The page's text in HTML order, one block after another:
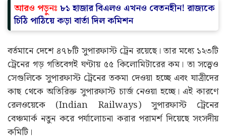
আরও পড়ুনঃ‌ ৮১ হাজার বিএলও এখনও বেতনহীন! রাজ্যকে
চিঠি পাঠিয়ে কড়া বার্তা দিল কমিশন
বর্তমানে দেশে ৪৭৮টি সুপারফাস্ট ট্রেন রয়েছে। তার মধ্যে ১২৩টি
ট্রেনের গড় গতিবেগই ঘণ্টায় ৫৫ কিলোমিটারের কম। তা সত্ত্বেও
সেগুলিকে সুপারফাস্ট ট্রেনের তকমা দেওয়া হচ্ছে এবং যাত্রীদের
কাছ থেকে অতিরিক্ত সুপারফাস্ট চার্জ নেওয়া হচ্ছে। এই কারণে
রেলওয়েকে‌ (Indian Railways) সুপারফাস্ট ট্রেনের
বেঞ্চমার্ক নতুন করে পর্যালোচনা করার পরামর্শ দিয়েছে সংসদীয়
কমিটি।